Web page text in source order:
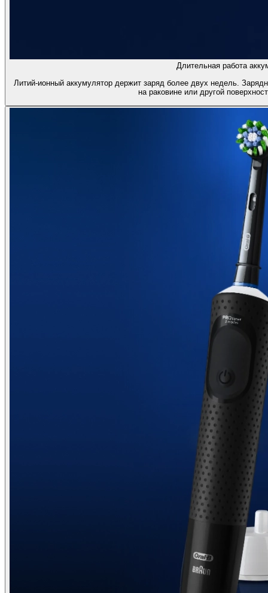
Длительная работа
Литий-ионный аккумулятор держит заряд более двух недель.
на раковине или другой